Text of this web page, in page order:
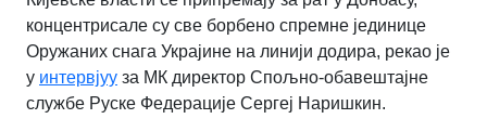
концентрисале су све борбено спремне јединице
Оружаних снага Украјине на линији додира, рекао је
у интервјуу за МК директор Спољно-обавештајне
службе Руске Федерације Сергеј Наришкин.